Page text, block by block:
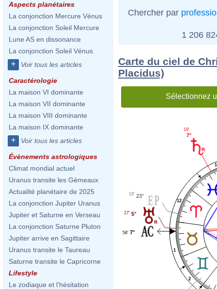
Aspects planétaires
La conjonction Mercure Vénus
La conjonction Soleil Mercure
Lune AS en dissonance
La conjonction Soleil Vénus
+ Voir tous les articles
Caractérologie
La maison VI dominante
La maison VII dominante
La maison VIII dominante
La maison IX dominante
+ Voir tous les articles
Évènements astrologiques
Climat mondial actuel
Uranus transite les Gémeaux
Actualité planétaire de 2025
La conjonction Jupiter Uranus
Jupiter et Saturne en Verseau
La conjonction Saturne Pluton
Jupiter arrive en Sagittaire
Uranus transite le Taureau
Saturne transite le Capricorne
Lifestyle
Le zodiaque et l'hésitation
Chercher par
1 206
Carte du ciel de
Placidus)
Sélectionnez
1
2
12
7°
19'
23°
19'
5°
27'
7°
58'